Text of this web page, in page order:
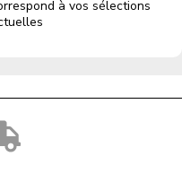
à vos sélections